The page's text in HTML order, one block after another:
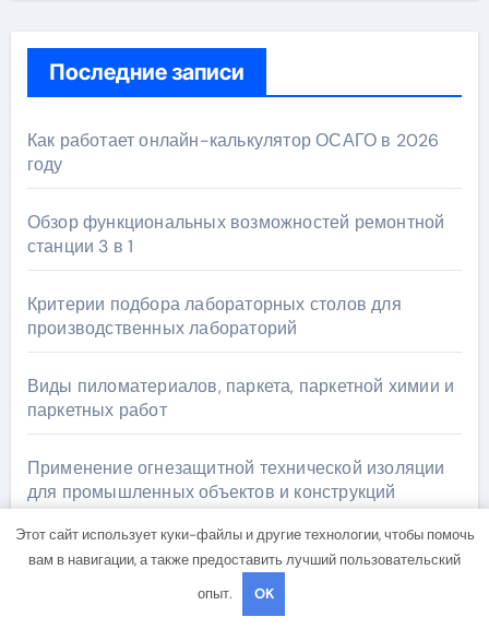
Последние записи
Как работает онлайн-калькулятор ОСАГО в 2026
году
Обзор функциональных возможностей ремонтной
станции 3 в 1
Критерии подбора лабораторных столов для
производственных лабораторий
Виды пиломатериалов, паркета, паркетной химии и
паркетных работ
Применение огнезащитной технической изоляции
для промышленных объектов и конструкций
Этот сайт использует куки-файлы и другие технологии, чтобы помочь
вам в навигации, а также предоставить лучший пользовательский
опыт.
OK